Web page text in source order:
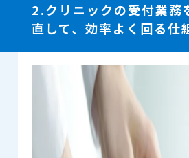
2.クリニックの受付業務
直して、効率よく回る仕